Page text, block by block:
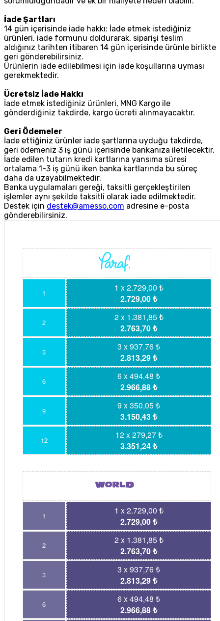
İade Şartları
14 gün içerisinde iade hakkı: İade etmek istediğiniz
ürünleri, iade formunu doldurarak, siparişi teslim
aldığınız tarihten itibaren 14 gün içerisinde ürünle birlikte
geri gönderebilirsiniz.
Ürünlerin iade edilebilmesi için iade koşullarına uyması
gerekmektedir.
Ücretsiz İade Hakkı
İade etmek istediğiniz ürünleri, MNG Kargo ile
gönderdiğiniz takdirde, kargo ücreti alınmayacaktır.
Geri Ödemeler
İade ettiğiniz ürünler iade şartlarına uyduğu takdirde,
geri ödemeniz 3 iş günü içerisinde bankanıza iletilecektir.
İade edilen tutarın kredi kartlarına yansıma süresi
ortalama 1-3 iş günü iken banka kartlarında bu süreç
daha da uzayabilmektedir.
Banka uygulamaları gereği, taksitli gerçekleştirilen
işlemler aynı şekilde taksitli olarak iade edilmektedir.
Destek için destek@amesso.com adresine e-posta
gönderebilirsiniz.
1
1 x 2.729,00 ₺
2.729,00 ₺
2
2 x 1.381,85 ₺
2.763,70 ₺
3
3 x 937,76 ₺
2.813,29 ₺
6
6 x 494,48 ₺
2.966,88 ₺
9
9 x 350,05 ₺
3.150,43 ₺
12
12 x 279,27 ₺
3.351,24 ₺
1
1 x 2.729,00 ₺
2.729,00 ₺
2
2 x 1.381,85 ₺
2.763,70 ₺
3
3 x 937,76 ₺
2.813,29 ₺
6
6 x 494,48 ₺
2.966,88 ₺